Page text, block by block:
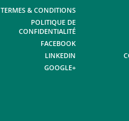
TERMES & CONDITIONS
POLITIQUE DE
CONFIDENTIALITÉ
FACEBOOK
LINKEDIN
GOOGLE+